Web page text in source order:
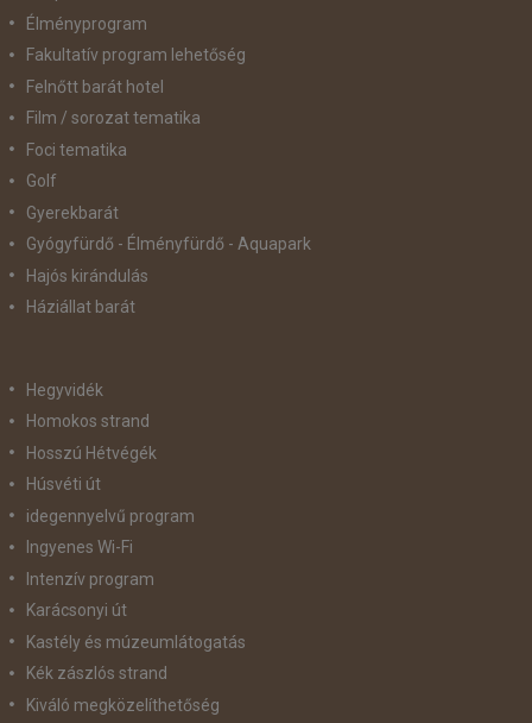
Élményprogram
Fakultatív program lehetőség
Felnőtt barát hotel
Film / sorozat tematika
Foci tematika
Golf
Gyerekbarát
Gyógyfürdő - Élményfürdő - Aquapark
Hajós kirándulás
Háziállat barát
Hegyvidék
Homokos strand
Hosszú Hétvégék
Húsvéti út
idegennyelvű program
Ingyenes Wi-Fi
Intenzív program
Karácsonyi út
Kastély és múzeumlátogatás
Kék zászlós strand
Kiváló megközelíthetőség